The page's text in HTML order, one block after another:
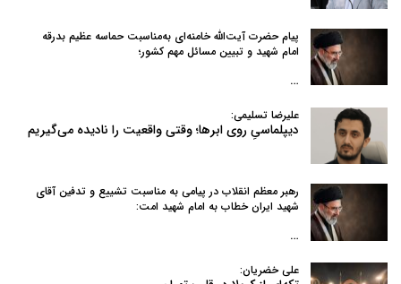
پیام حضرت آیت‌الله خامنه‌ای به‌مناسبت حماسه عظیم بدرقه
امام شهید و تبیین مسائل مهم کشور؛
…
علیرضا تسلیمی:
دیپلماسیِ روی ابرها؛ وقتی واقعیت را نادیده می‌گیریم
رهبر معظم انقلاب در پیامی به‌ مناسبت تشییع و تدفین آقای
شهید ایران خطاب به امام شهید امت:
…
علی خضریان: